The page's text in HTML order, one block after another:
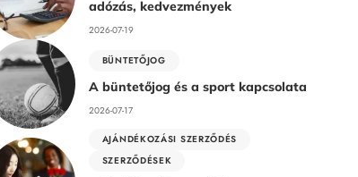
adózás, kedvezmények
2026-07-19
BÜNTETŐJOG
A büntetőjog és a sport kapcsolata
2026-07-17
AJÁNDÉKOZÁSI SZERZŐDÉS
SZERZŐDÉSEK